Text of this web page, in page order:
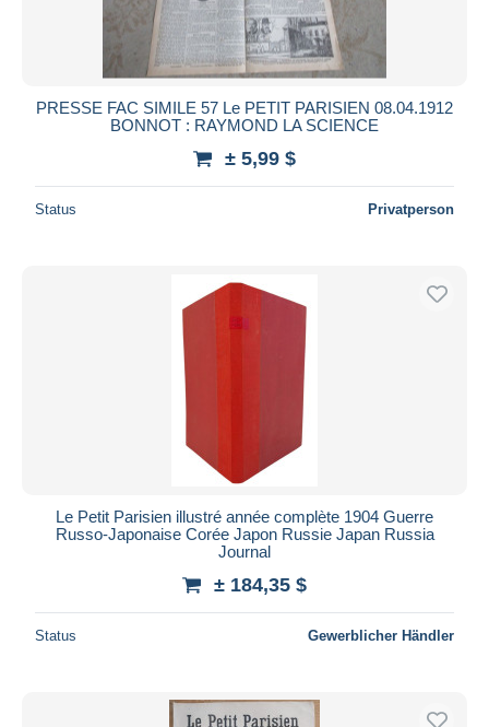
PRESSE FAC SIMILE 57 Le PETIT PARISIEN 08.04.1912
BONNOT : RAYMOND LA SCIENCE
± 5,99 $
Status Privatperson
Le Petit Parisien illustré année complète 1904 Guerre
Russo-Japonaise Corée Japon Russie Japan Russia
Journal
± 184,35 $
Status Gewerblicher Händler